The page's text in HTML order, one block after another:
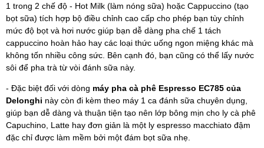
1 trong 2 chế độ - Hot Milk (làm nóng sữa) hoặc Cappuccino (tạo
bọt sữa) tích hợp bộ điều chỉnh cao cấp cho phép bạn tùy chỉnh
mức độ bọt và hơi nước giúp bạn dễ dàng pha chế 1 tách
cappuccino hoàn hảo hay các loại thức uống ngon miệng khác mà
không tốn nhiều công sức. Bên cạnh đó, bạn cũng có thể lấy nước
sôi để pha trà từ vòi đánh sữa này.
- Đặc biệt đối với dòng máy pha cà phê Espresso EC785 của
Delonghi này còn đi kèm theo máy 1 ca đánh sữa chuyên dụng,
giúp bạn dễ dàng và thuận tiện tạo nên lớp bông mịn cho ly cà phê
Capuchino, Latte hay đơn giản là một ly espresso macchiato đậm
đặc chỉ được làm mềm bởi một đám bọt sữa nhẹ.